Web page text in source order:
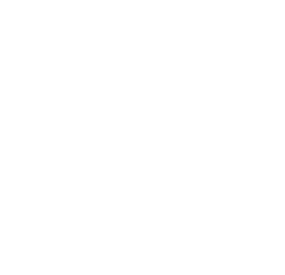
克里斯·迪亚曼托普洛斯 吉第安·艾朵 瓦内萨·
·奎里拉 吉莉安·雅各布斯 莎姬·贝兹 克兰西·